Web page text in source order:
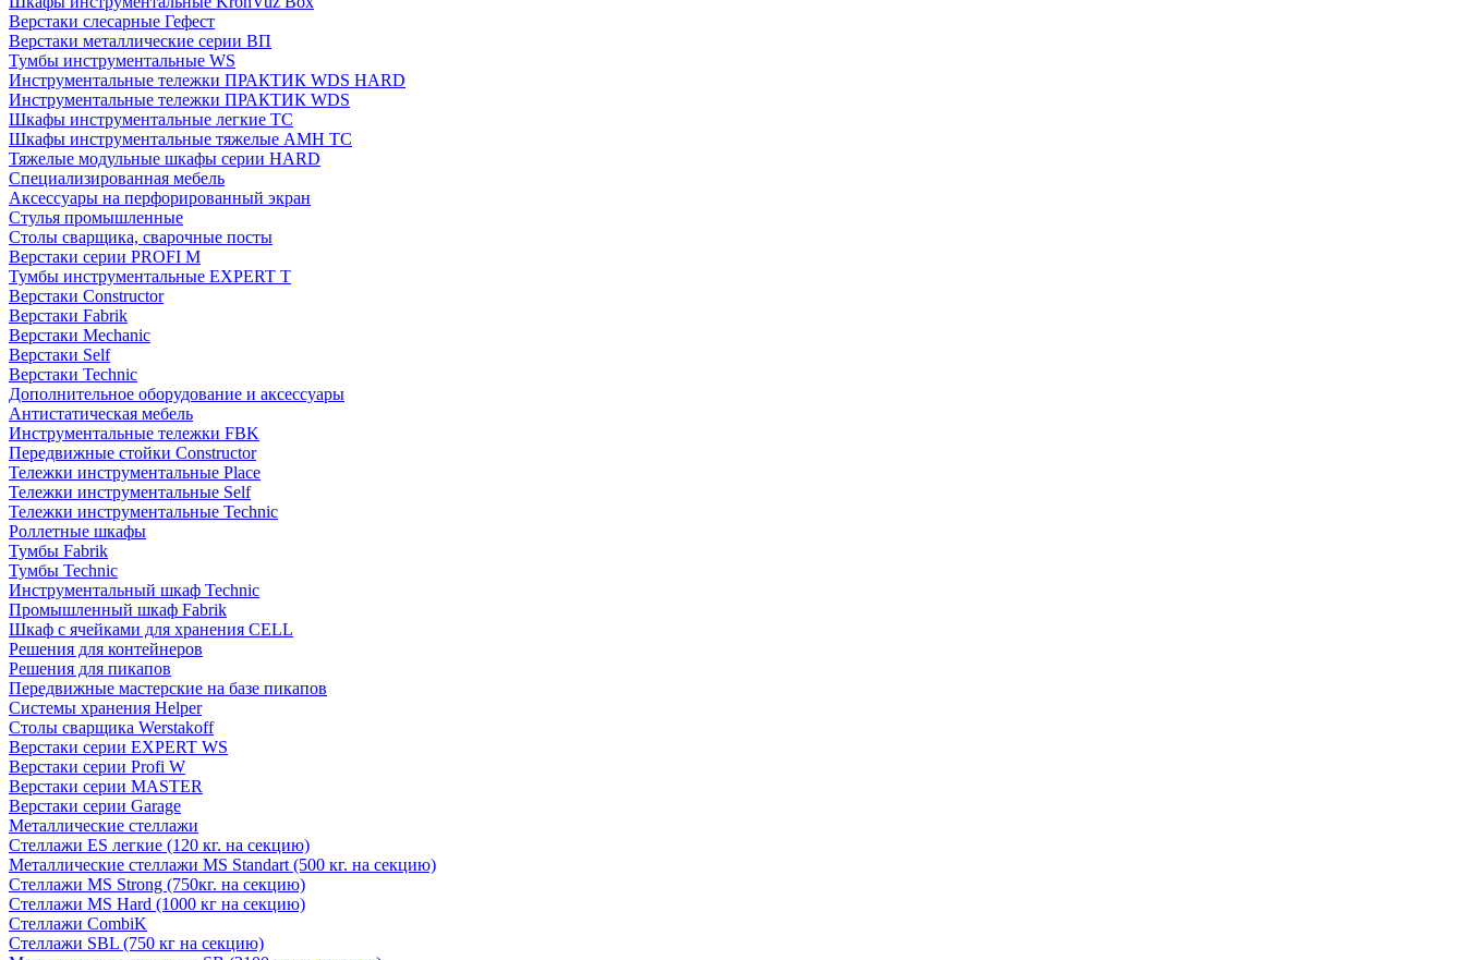
Верстаки слесарные Гефест
Верстаки металлические серии ВП
Тумбы инструментальные WS
Инструментальные тележки ПРАКТИК WDS HARD
Инструментальные тележки ПРАКТИК WDS
Шкафы инструментальные легкие ТС
Шкафы инструментальные тяжелые AMH TC
Тяжелые модульные шкафы серии HARD
Cпециализированная мебель
Аксессуары на перфорированный экран
Стулья промышленные
Столы сварщика, сварочные посты
Верстаки серии PROFI M
Тумбы инструментальные EXPERT T
Верстаки Constructor
Верстаки Fabrik
Верстаки Mechanic
Верстаки Self
Верстаки Technic
Дополнительное оборудование и аксессуары
Антистатическая мебель
Инструментальные тележки FBK
Передвижные стойки Constructor
Тележки инструментальные Place
Тележки инструментальные Self
Тележки инструментальные Technic
Роллетные шкафы
Тумбы Fabrik
Тумбы Technic
Инструментальный шкаф Technic
Промышленный шкаф Fabrik
Шкаф с ячейками для хранения CELL
Решения для контейнеров
Решения для пикапов
Передвижные мастерские на базе пикапов
Системы хранения Helper
Столы сварщика Werstakoff
Верстаки серии EXPERT WS
Верстаки серии Profi W
Верстаки серии MASTER
Верстаки серии Garage
Металлические стеллажи
Стеллажи ES легкие (120 кг. на секцию)
Металлические стеллажи MS Standart (500 кг. на секцию)
Стеллажи MS Strong (750кг. на секцию)
Стеллажи MS Hard (1000 кг на секцию)
Стеллажи CombiK
Стеллажи SBL (750 кг на секцию)